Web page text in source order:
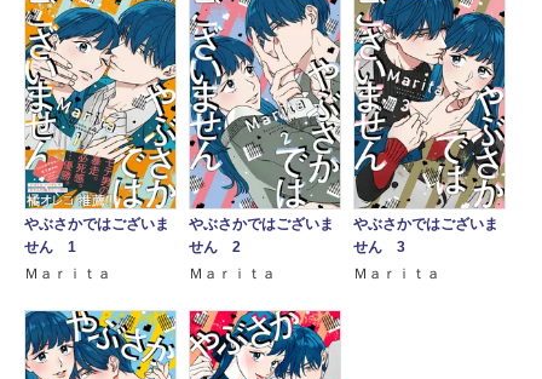
やぶさかではございま
せん 1
Ｍａｒｉｔａ
やぶさかではございま
せん 2
Ｍａｒｉｔａ
やぶさかではございま
せん 3
Ｍａｒｉｔａ